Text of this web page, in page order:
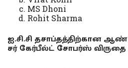
MS Dhoni
Rohit Sharma
ஐ.சி.சி தசாப்தத்திற்கான ஆண்
சர் கேர்பீல்ட் சோபர்ஸ்